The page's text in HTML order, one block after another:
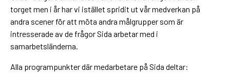
torget men i år har vi istället spridit ut vår medverkan på
andra scener för att möta andra målgrupper som är
intresserade av de frågor Sida arbetar med i
samarbetsländerna.
Alla programpunkter där medarbetare på Sida deltar: